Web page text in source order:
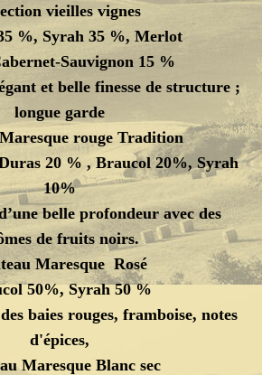
vieilles vignes
%, Syrah 35 %, Merlot
Sauvignon 15 %
et belle finesse de structure ;
longue garde
rouge Tradition
20 % , Braucol 20%, Syrah
10%
belle profondeur avec des
de fruits noirs.
Maresque Rosé
50%, Syrah 50 %
baies rouges, framboise, notes
d'épices,
Maresque Blanc sec